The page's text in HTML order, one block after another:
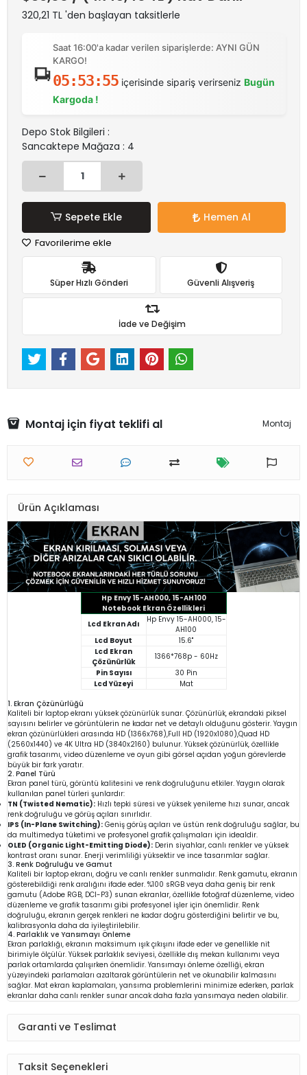
320,21 TL 'den başlayan taksitlerle
Saat 16:00'a kadar verilen siparişlerde: AYNI GÜN
KARGO!
05:53:55içerisinde sipariş verirseniz Bugün
Kargoda !
Depo Stok Bilgileri :
Sancaktepe Mağaza : 4
Sepete Ekle Hemen Al
Favorilerime ekle
Süper Hızlı Gönderi Güvenli Alışveriş
İade ve Değişim
Montaj için fiyat teklifi al Montaj
Ürün Açıklaması
Hp Envy 15-AH000, 15-AH100
Notebook Ekran Özellikleri
Lcd Ekran Adı
Hp Envy 15-AH000, 15-
AH100
Lcd Boyut
15.6"
Lcd Ekran
Çözünürlük
1366*768p - 60Hz
Pin Sayısı
30 Pin
Lcd Yüzeyi
Mat
1. Ekran Çözünürlüğü
Kaliteli bir laptop ekranı yüksek çözünürlük sunar. Çözünürlük, ekrandaki piksel
sayısını belirler ve görüntülerin ne kadar net ve detaylı olduğunu gösterir. Yaygın
ekran çözünürlükleri arasında HD (1366x768),Full HD (1920x1080),Quad HD
(2560x1440) ve 4K Ultra HD (3840x2160) bulunur. Yüksek çözünürlük, özellikle
grafik tasarımı, video düzenleme ve oyun gibi görsel açıdan yoğun görevlerde
büyük bir fark yaratır.
2. Panel Türü
Ekran panel türü, görüntü kalitesini ve renk doğruluğunu etkiler. Yaygın olarak
kullanılan panel türleri şunlardır:
TN (Twisted Nematic): Hızlı tepki süresi ve yüksek yenileme hızı sunar, ancak
renk doğruluğu ve görüş açıları sınırlıdır.
IPS (In-Plane Switching): Geniş görüş açıları ve üstün renk doğruluğu sağlar, bu
da multimedya tüketimi ve profesyonel grafik çalışmaları için idealdir.
OLED (Organic Light-Emitting Diode): Derin siyahlar, canlı renkler ve yüksek
kontrast oranı sunar. Enerji verimliliği yüksektir ve ince tasarımlar sağlar.
3. Renk Doğruluğu ve Gamut
Kaliteli bir laptop ekranı, doğru ve canlı renkler sunmalıdır. Renk gamutu, ekranın
gösterebildiği renk aralığını ifade eder. %100 sRGB veya daha geniş bir renk
gamutu (Adobe RGB, DCI-P3) sunan ekranlar, özellikle fotoğraf düzenleme, video
düzenleme ve grafik tasarımı gibi profesyonel işler için önemlidir. Renk
doğruluğu, ekranın gerçek renkleri ne kadar doğru gösterdiğini belirtir ve bu,
kalibrasyonla daha da iyileştirilebilir.
4. Parlaklık ve Yansımayı Önleme
Ekran parlaklığı, ekranın maksimum ışık çıkışını ifade eder ve genellikle nit
birimiyle ölçülür. Yüksek parlaklık seviyesi, özellikle dış mekan kullanımı veya
parlak ortamlarda çalışırken önemlidir. Yansımayı önleme özelliği, ekran
yüzeyindeki parlamaları azaltarak görüntülerin net ve okunabilir kalmasını
sağlar. Mat ekran kaplamaları, yansıma problemlerini minimize ederken, parlak
ekranlar daha canlı renkler sunar ancak daha fazla yansımaya neden olabilir.
Garanti ve Teslimat
Taksit Seçenekleri